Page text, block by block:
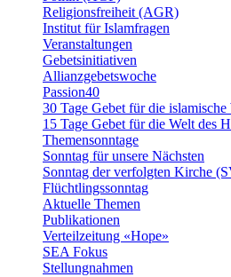
Religionsfreiheit (AGR)
Institut für Islamfragen
Veranstaltungen
Gebetsinitiativen
Allianzgebetswoche
Passion40
30 Tage Gebet für die islamische
15 Tage Gebet für die Welt des
Themensonntage
Sonntag für unsere Nächsten
Sonntag der verfolgten Kirche
Flüchtlingssonntag
Aktuelle Themen
Publikationen
Verteilzeitung «Hope»
SEA Fokus
Stellungnahmen